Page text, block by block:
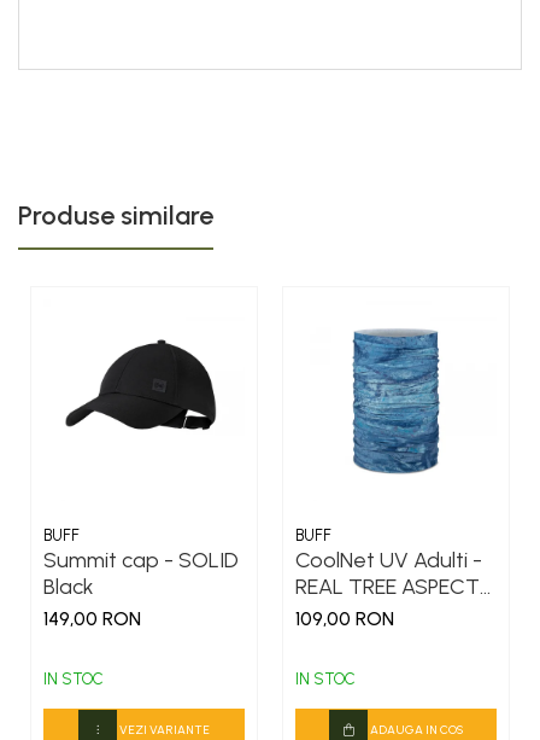
Produse similare
BUFF
Summit cap - SOLID
Black
149,00 RON
IN STOC
VEZI VARIANTE
BUFF
CoolNet UV Adulti -
REAL TREE ASPECT
ocean blue
109,00 RON
IN STOC
ADAUGA IN COS